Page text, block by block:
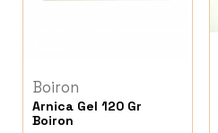
Boiron
Arnica Gel 120 Gr
Boiron